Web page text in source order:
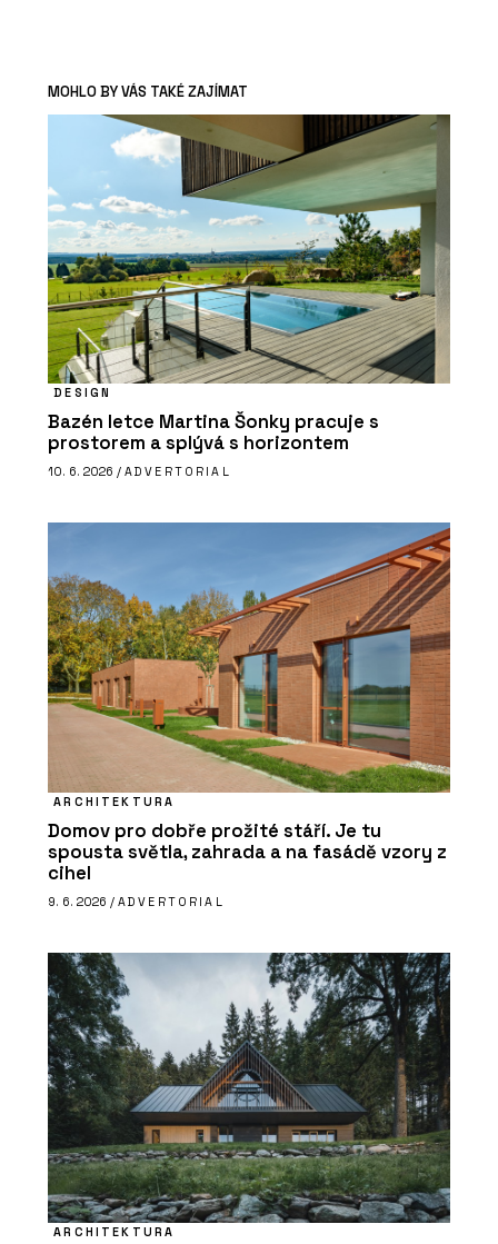
MOHLO BY VÁS TAKÉ ZAJÍMAT
DESIGN
Bazén letce Martina Šonky pracuje s
prostorem a splývá s horizontem
10. 6. 2026 / ADVERTORIAL
ARCHITEKTURA
Domov pro dobře prožité stáří. Je tu
spousta světla, zahrada a na fasádě vzory z
cihel
9. 6. 2026 / ADVERTORIAL
ARCHITEKTURA